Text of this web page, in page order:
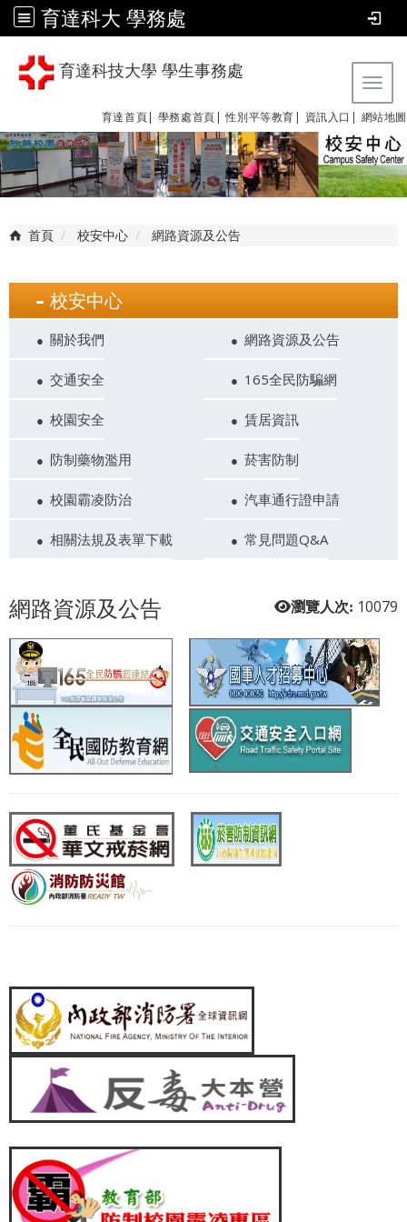
育達科大 學務處
育達科技大學 學生事務處
育達首頁| 學務處首頁| 性別平等教育 | 資訊入口| 網站地圖
首頁 校安中心 網路資源及公告
校安中心
關於我們 網路資源及公告
交通安全 165全民防騙網
校園安全 賃居資訊
防制藥物濫用 菸害防制
校園霸凌防治 汽車通行證申請
相關法規及表單下載 常見問題Q&A
瀏覽人次: 10079
網路資源及公告